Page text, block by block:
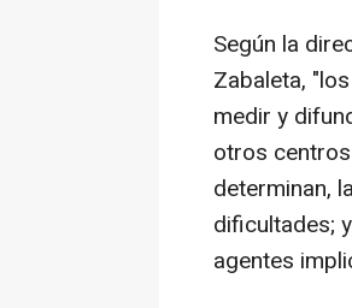
Según la
Zabaleta,
medir y
otros
determinan,
dificultades;
agentes